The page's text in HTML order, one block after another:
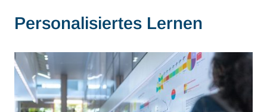
Personalisiertes Lernen